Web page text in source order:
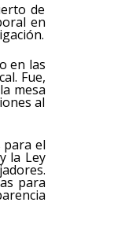
de
en
en las
Fue,
mesa
al
para el
la Ley
para